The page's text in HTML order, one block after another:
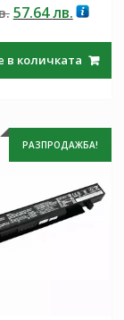
4.50
от 5
Original
97.97 лв..
57.64лв.
57.64
в количката
РАЗПРОДАЖБА!